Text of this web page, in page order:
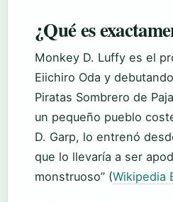
¿Qué es
Monkey D. Luffy es el
Eiichiro Oda y
Piratas Sombrero de
un pequeño pueblo
D. Garp, lo entrenó
que lo llevaría a ser
monstruoso” (Wikipedia